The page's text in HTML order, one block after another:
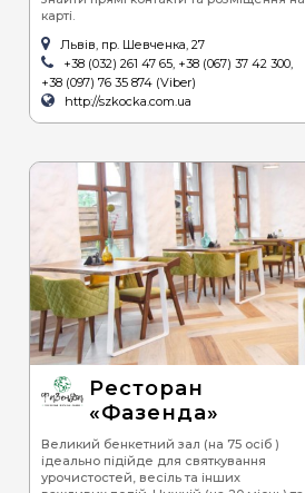
карті.
Львів, пр. Шевченка, 27
+38 (032) 261 47 65, +38 (067) 37 42 300,
+38 (097) 76 35 874 (Viber)
http://szkocka.com.ua
Ресторан
«Фазенда»
Великий бенкетний зал (на 75 осіб )
ідеально підійде для святкування
урочистостей, весіль та інших